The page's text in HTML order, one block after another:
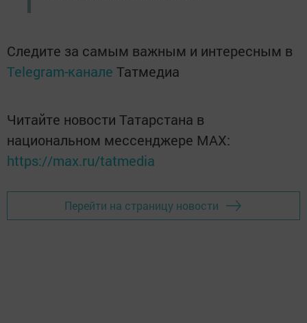
Следите за самым важным и интересным в
Telegram-канале Татмедиа
Читайте новости Татарстана в
национальном мессенджере MАХ:
https://max.ru/tatmedia
Перейти на страницу новости